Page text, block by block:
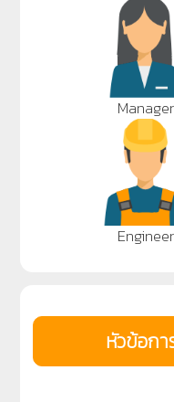
Manager
Engineer
หัวข้อก